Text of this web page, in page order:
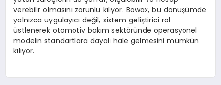
verebilir olmasını zorunlu kılıyor. Bowax, bu dönüşümde
yalnızca uygulayıcı değil, sistem geliştirici rol
üstlenerek otomotiv bakım sektöründe operasyonel
modelin standartlara dayalı hale gelmesini mümkün
kılıyor.